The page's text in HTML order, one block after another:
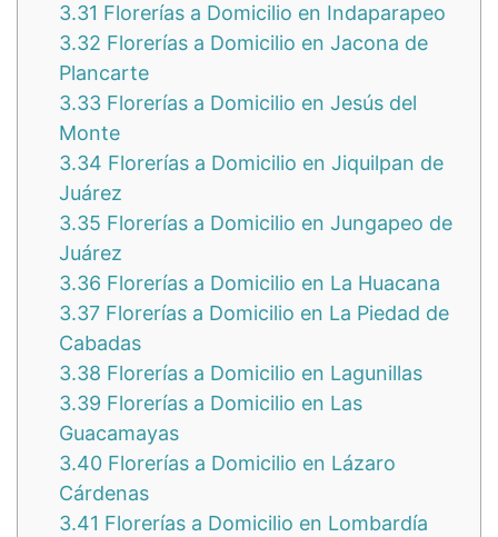
3.31 Florerías a Domicilio en Indaparapeo
3.32 Florerías a Domicilio en Jacona de
Plancarte
3.33 Florerías a Domicilio en Jesús del
Monte
3.34 Florerías a Domicilio en Jiquilpan de
Juárez
3.35 Florerías a Domicilio en Jungapeo de
Juárez
3.36 Florerías a Domicilio en La Huacana
3.37 Florerías a Domicilio en La Piedad de
Cabadas
3.38 Florerías a Domicilio en Lagunillas
3.39 Florerías a Domicilio en Las
Guacamayas
3.40 Florerías a Domicilio en Lázaro
Cárdenas
3.41 Florerías a Domicilio en Lombardía